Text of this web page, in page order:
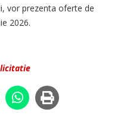
vor prezenta oferte de
2026.
licitatie